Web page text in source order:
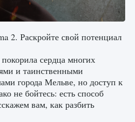
2. Раскройте свой потенциал
сердца многих
и таинственными
города Мельве, но доступ к
не бойтесь: есть способ
вам, как разбить